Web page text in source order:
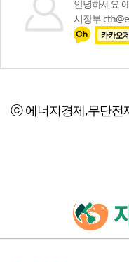
안녕하세요
시장부
ⓒ 에너지경제,무단전